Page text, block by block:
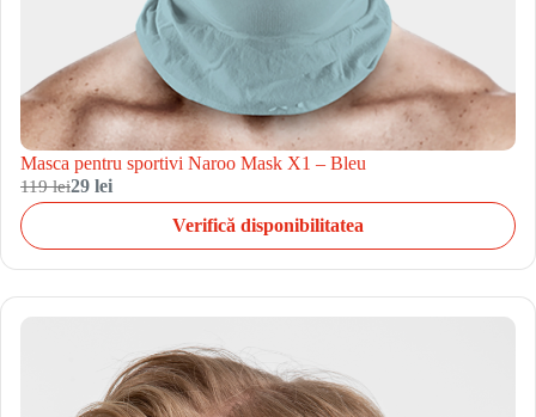
Masca pentru sportivi Naroo Mask X1 – Bleu
119 lei29 lei
Verifică disponibilitatea